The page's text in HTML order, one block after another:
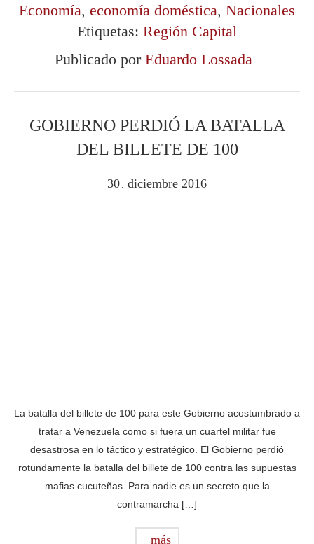
Economía, economía doméstica, Nacionales
Etiquetas: Región Capital
Publicado por Eduardo Lossada
GOBIERNO PERDIÓ LA BATALLA
DEL BILLETE DE 100
30 diciembre 2016
La batalla del billete de 100 para este Gobierno acostumbrado a
tratar a Venezuela como si fuera un cuartel militar fue
desastrosa en lo táctico y estratégico. El Gobierno perdió
rotundamente la batalla del billete de 100 contra las supuestas
mafias cucuteñas. Para nadie es un secreto que la
contramarcha […]
más